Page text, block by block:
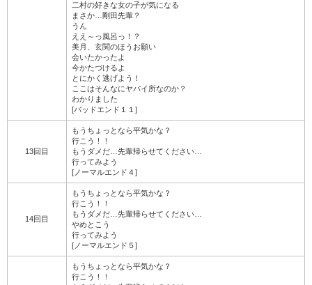
二村の好きな女の子が気になる
まさか…剛田先輩？
うん
ええ～っ風呂っ！？
美月、玄関のほうお願い
会いたかったよ
今かたづけるよ
とにかく逃げよう！
ここはそんなにヤバイ所なのか？
わかりました
[バッドエンド１１]
13回目
もうちょっとなら平気かな？
行こう！！
もうダメだ…先輩帰らせてください…
行ってみよう
[ノーマルエンド４]
14回目
もうちょっとなら平気かな？
行こう！！
もうダメだ…先輩帰らせてください…
やめとこう
行ってみよう
[ノーマルエンド５]
もうちょっとなら平気かな？
行こう！！